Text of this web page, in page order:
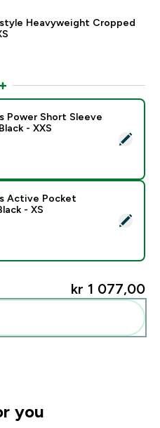
Heavyweight Cropped
Women's Power Short
Power Short Sleeve
- XXS
Women's Active Pocket
Active Pocket
- XS
kr 1 077,00‎
you